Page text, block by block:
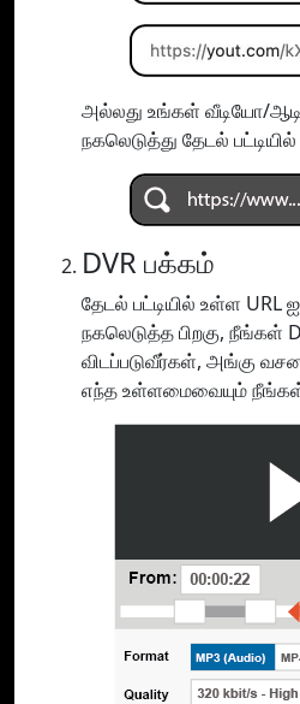
அல்லது உங்கள் வீடியோ/
நகலெடுத்து தேடல்
DVR பக்கம்
தேடல் பட்டியில் உள்ள URL
நகலெடுத்த பிறகு, நீங்கள்
விடப்படுவீர்கள், அங்கு
எந்த உள்ளமைவையும் நீங்கள்